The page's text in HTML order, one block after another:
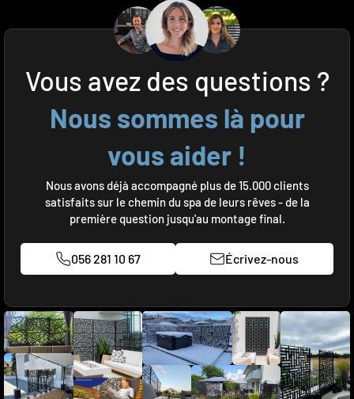
mit Eck- und Mittelverbindern und bietet eine 10-jährige
Ersatzteilverfügbarkeit bei einer Lebensdauer von über 15
Vous avez des questions ?
Nous sommes là pour
vous aider !
Nous avons déjà accompagné plus de 15.000 clients
satisfaits sur le chemin du spa de leurs rêves - de la
première question jusqu'au montage final.
056 281 10 67 Écrivez-nous